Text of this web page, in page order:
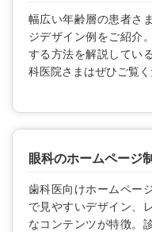
幅広い年齢層の患者さ
ジデザイン例をご紹介
する方法を解説してい
科医院さまはぜひご覧く
眼科のホームページ
歯科医向けホームペー
で見やすいデザイン、
なコンテンツが特徴。